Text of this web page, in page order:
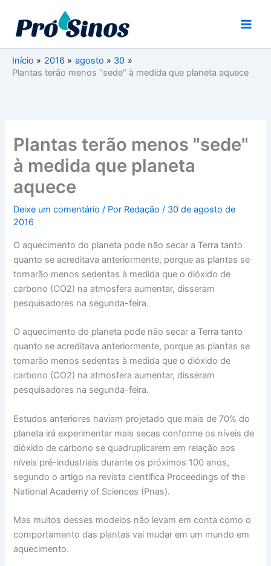
conteúdo
Início
2016 agosto
30
Plantas terão menos "sede" à medida que planeta aquece
Plantas terão menos "sede"
à medida que planeta
aquece
Deixe um comentário / Por Redação/ 30 de agosto de
2016
O aquecimento do planeta pode não secar a Terra tanto
quanto se acreditava anteriormente, porque as plantas se
tornarão menos sedentas à medida que o dióxido de
carbono (CO2) na atmosfera aumentar, disseram
pesquisadores na segunda-feira.
O aquecimento do planeta pode não secar a Terra tanto
quanto se acreditava anteriormente, porque as plantas se
tornarão menos sedentas à medida que o dióxido de
carbono (CO2) na atmosfera aumentar, disseram
pesquisadores na segunda-feira.
Estudos anteriores haviam projetado que mais de 70% do
planeta irá experimentar mais secas conforme os níveis de
dióxido de carbono se quadruplicarem em relação aos
níveis pré-industriais durante os próximos 100 anos,
segundo o artigo na revista científica Proceedings of the
National Academy of Sciences (Pnas).
Mas muitos desses modelos não levam em conta como o
comportamento das plantas vai mudar em um mundo em
aquecimento.